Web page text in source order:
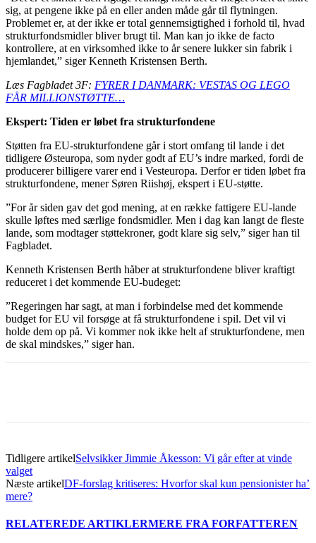
sig, at pengene ikke på en eller anden måde går til flytningen.
Problemet er, at der ikke er total gennemsigtighed i forhold til, hvad
strukturfondsmidler bliver brugt til. Man kan jo ikke de facto
kontrollere, at en virksomhed ikke to år senere lukker sin fabrik i
hjemlandet,” siger Kenneth Kristensen Berth.
Læs Fagbladet 3F: FYRER I DANMARK: VESTAS OG LEGO
FÅR MILLIONSTØTTE…
Ekspert: Tiden er løbet fra strukturfondene
Støtten fra EU-strukturfondene går i stort omfang til lande i det
tidligere Østeuropa, som nyder godt af EU’s indre marked, fordi de
producerer billigere varer end i Vesteuropa. Derfor er tiden løbet fra
strukturfondene, mener Søren Riishøj, ekspert i EU-støtte.
”For år siden gav det god mening, at en række fattigere EU-lande
skulle løftes med særlige fondsmidler. Men i dag kan langt de fleste
lande, som modtager støttekroner, godt klare sig selv,” siger han til
Fagbladet.
Kenneth Kristensen Berth håber at strukturfondene bliver kraftigt
reduceret i det kommende EU-budeget:
”Regeringen har sagt, at man i forbindelse med det kommende
budget for EU vil forsøge at få strukturfondene i spil. Det vil vi
holde dem op på. Vi kommer nok ikke helt af strukturfondene, men
de skal mindskes,” siger han.
Tidligere artikelSelvsikker Jimmie Åkesson: Vi går efter at vinde
valget
Næste artikelDF-forslag kritiseres: Hvorfor skal kun pensionister ha’
mere?
RELATEREDE ARTIKLERMERE FRA FORFATTEREN